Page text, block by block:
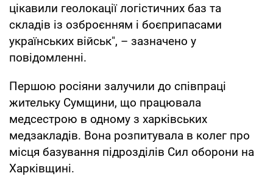
цікавили геолокації логістичних баз та
складів із озброєнням і боєприпасами
українських військ", – зазначено у
повідомленні.
Першою росіяни залучили до співпраці
жительку Сумщини, що працювала
медсестрою в одному з харківських
медзакладів. Вона розпитувала в колег про
місця базування підрозділів Сил оборони на
Харківщині.